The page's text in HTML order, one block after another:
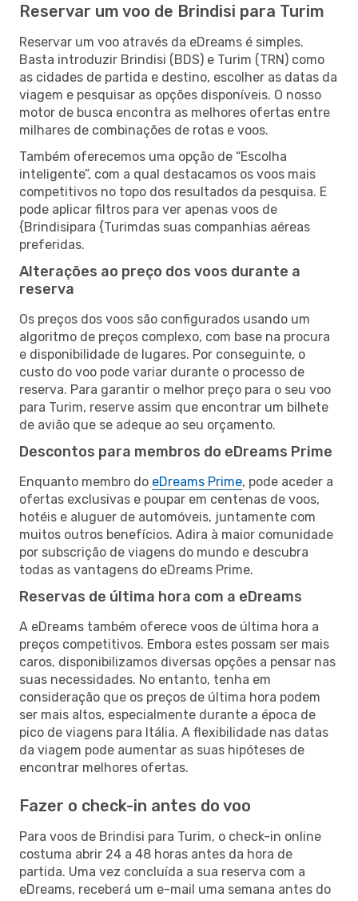
Reservar um voo de Brindisi para Turim
Reservar um voo através da eDreams é simples.
Basta introduzir Brindisi (BDS) e Turim (TRN) como
as cidades de partida e destino, escolher as datas da
viagem e pesquisar as opções disponíveis. O nosso
motor de busca encontra as melhores ofertas entre
milhares de combinações de rotas e voos.
Também oferecemos uma opção de “Escolha
inteligente”, com a qual destacamos os voos mais
competitivos no topo dos resultados da pesquisa. E
pode aplicar filtros para ver apenas voos de
{Brindisipara {Turimdas suas companhias aéreas
preferidas.
Alterações ao preço dos voos durante a
reserva
Os preços dos voos são configurados usando um
algoritmo de preços complexo, com base na procura
e disponibilidade de lugares. Por conseguinte, o
custo do voo pode variar durante o processo de
reserva. Para garantir o melhor preço para o seu voo
para Turim, reserve assim que encontrar um bilhete
de avião que se adeque ao seu orçamento.
Descontos para membros do eDreams Prime
Enquanto membro do eDreams Prime, pode aceder a
ofertas exclusivas e poupar em centenas de voos,
hotéis e aluguer de automóveis, juntamente com
muitos outros benefícios. Adira à maior comunidade
por subscrição de viagens do mundo e descubra
todas as vantagens do eDreams Prime.
Reservas de última hora com a eDreams
A eDreams também oferece voos de última hora a
preços competitivos. Embora estes possam ser mais
caros, disponibilizamos diversas opções a pensar nas
suas necessidades. No entanto, tenha em
consideração que os preços de última hora podem
ser mais altos, especialmente durante a época de
pico de viagens para Itália. A flexibilidade nas datas
da viagem pode aumentar as suas hipóteses de
encontrar melhores ofertas.
Fazer o check-in antes do voo
Para voos de Brindisi para Turim, o check-in online
costuma abrir 24 a 48 horas antes da hora de
partida. Uma vez concluída a sua reserva com a
eDreams, receberá um e-mail uma semana antes do